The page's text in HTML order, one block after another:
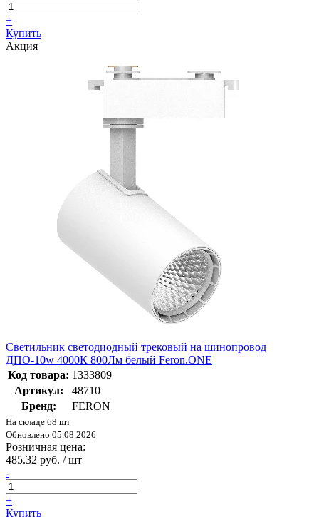
+
Купить
Акция
Светильник светодиодный трековый на шинопровод
ДПО-10w 4000К 800Лм белый Feron.ONE
Код товара: 1333809
Артикул:
48710
Бренд:
FERON
На складе 68 шт
Обновлено 05.08.2026
Розничная цена:
485.32 руб. / шт
-
+
Купить